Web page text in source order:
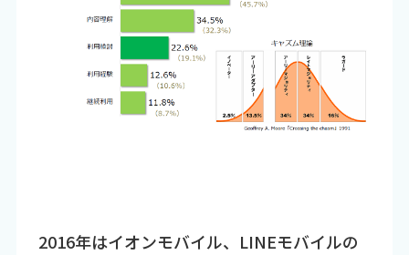
2016年はイオンモバイル、LINEモバイルの